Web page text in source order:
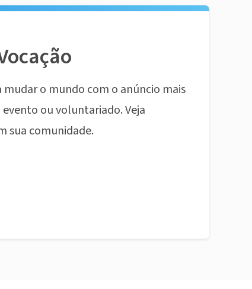
o mundo com o anúncio mais
ou voluntariado. Veja
sua comunidade.